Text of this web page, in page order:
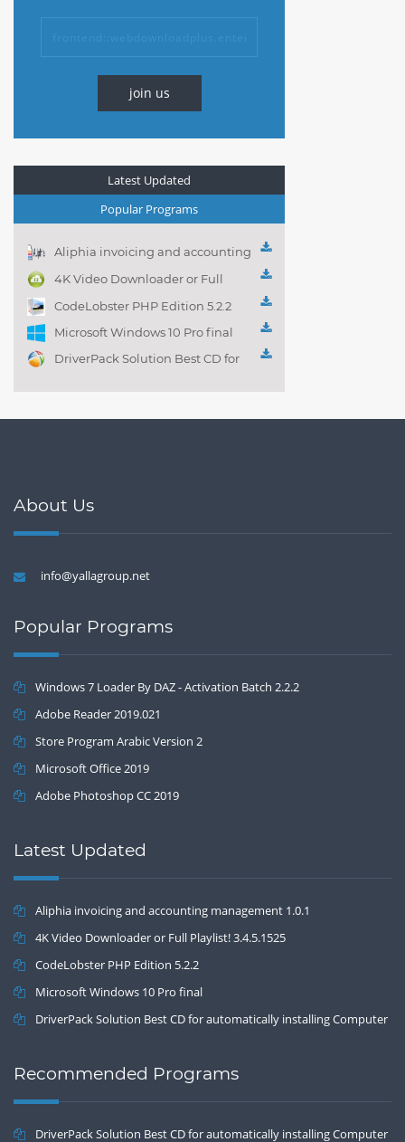
join us
Latest Updated
Popular Programs
Aliphia invoicing and accounting
management 1.0.1
4K Video Downloader or Full
Playlist! 3.4.5.1525
CodeLobster PHP Edition 5.2.2
Microsoft Windows 10 Pro final
DriverPack Solution Best CD for
About Us
info@yallagroup.net
Popular Programs
Windows 7 Loader By DAZ - Activation Batch 2.2.2
Adobe Reader 2019.021
Store Program Arabic Version 2
Microsoft Office 2019
Adobe Photoshop CC 2019
Latest Updated
Aliphia invoicing and accounting management 1.0.1
4K Video Downloader or Full Playlist! 3.4.5.1525
CodeLobster PHP Edition 5.2.2
Microsoft Windows 10 Pro final
DriverPack Solution Best CD for automatically installing Computer
Recommended Programs
DriverPack Solution Best CD for automatically installing Computer